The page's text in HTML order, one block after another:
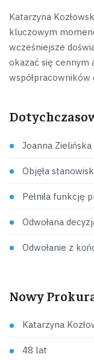
Katarzyna
kluczowym
wcześniejsze
okazać się cennym
Joanna Zielińska
Objęła
Pełniła funkcję
Odwołana
Odwołanie z
Nowy
Katarzyna
48 lat